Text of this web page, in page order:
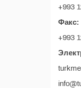
+993
Факс:
+993